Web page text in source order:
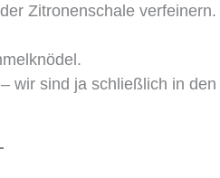
Zitronenschale verfeinern.
wir sind ja schließlich in den